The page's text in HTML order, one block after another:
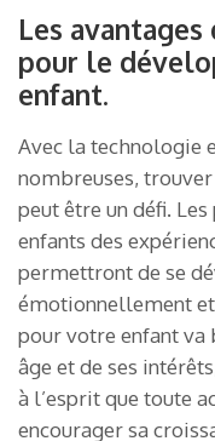
Les
pour le
enfant.
Avec la technologie
nombreuses,
peut être un défi.
enfants des
permettront de se
émotionnellement
pour votre enfant va
âge et de ses
à l’esprit que toute
encourager sa